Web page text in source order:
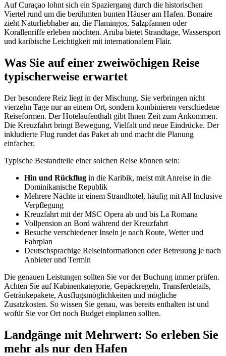
Auf Curaçao lohnt sich ein Spaziergang durch die historischen
Viertel rund um die berühmten bunten Häuser am Hafen. Bonaire
zieht Naturliebhaber an, die Flamingos, Salzpfannen oder
Korallenriffe erleben möchten. Aruba bietet Strandtage, Wassersport
und karibische Leichtigkeit mit internationalem Flair.
Was Sie auf einer zweiwöchigen Reise
typischerweise erwartet
Der besondere Reiz liegt in der Mischung. Sie verbringen nicht
vierzehn Tage nur an einem Ort, sondern kombinieren verschiedene
Reiseformen. Der Hotelaufenthalt gibt Ihnen Zeit zum Ankommen.
Die Kreuzfahrt bringt Bewegung, Vielfalt und neue Eindrücke. Der
inkludierte Flug rundet das Paket ab und macht die Planung
einfacher.
Typische Bestandteile einer solchen Reise können sein:
Hin und Rückflug in die Karibik, meist mit Anreise in die
Dominikanische Republik
Mehrere Nächte in einem Strandhotel, häufig mit All Inclusive
Verpflegung
Kreuzfahrt mit der MSC Opera ab und bis La Romana
Vollpension an Bord während der Kreuzfahrt
Besuche verschiedener Inseln je nach Route, Wetter und
Fahrplan
Deutschsprachige Reiseinformationen oder Betreuung je nach
Anbieter und Termin
Die genauen Leistungen sollten Sie vor der Buchung immer prüfen.
Achten Sie auf Kabinenkategorie, Gepäckregeln, Transferdetails,
Getränkepakete, Ausflugsmöglichkeiten und mögliche
Zusatzkosten. So wissen Sie genau, was bereits enthalten ist und
wofür Sie vor Ort noch Budget einplanen sollten.
Landgänge mit Mehrwert: So erleben Sie
mehr als nur den Hafen